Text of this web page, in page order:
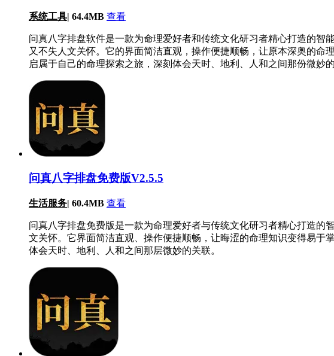
系统工具| 64.4MB 查看
问真八字排盘软件是一款为命理爱好者和传统文化研习者精心打造的智
又不失人文关怀。它的界面简洁直观，操作便捷顺畅，让原本深奥的
启属于自己的命理探索之旅，深刻体会天时、地利、人和之间那份微妙
问真八字排盘免费版V2.5.5
生活服务| 60.4MB 查看
问真八字排盘免费版是一款为命理爱好者与传统文化研习者精心打造的
文关怀。它界面简洁直观、操作便捷顺畅，让晦涩的命理知识变得易于
体会天时、地利、人和之间那层微妙的关联。